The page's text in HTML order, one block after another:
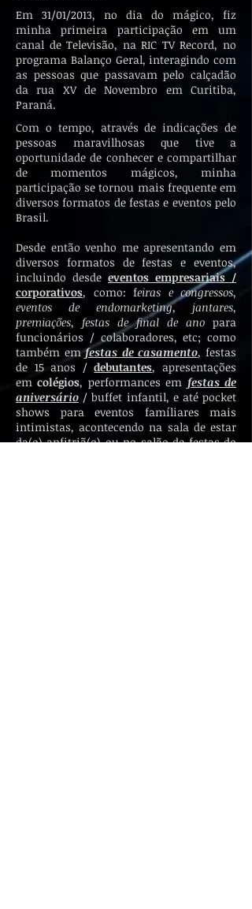
Em 31/01/2013, no dia do mágico, fiz
minha primeira participação em um
canal de Televisão, na RIC TV Record, no
programa Balanço Geral, interagindo com
as pessoas que passavam pelo calçadão
da rua XV de Novembro em Curitiba,
Paraná.
Com o tempo, através de indicações de
pessoas maravilhosas que tive a
oportunidade de conhecer e compartilhar
de momentos mágicos, minha
participação se tornou mais frequente em
diversos formatos de festas e eventos pelo
Brasil.
Desde então venho me apresentando em
diversos formatos de festas e eventos,
incluindo desde eventos empresariais /
corporativos, como: feiras e congressos,
eventos de endomarketing, jantares,
premiações, festas de final de ano para
funcionários / colaboradores, etc; como
também emfestas de casamento, festas
de 15 anos /debutantes, apresentações
emcolégios, performances em festas de
aniversário / buffet infantil, e até pocket
shows para eventos famíliares mais
intimistas, acontecendo na sala de estar
da(o) anfitriã(o) ou no salão de festas do